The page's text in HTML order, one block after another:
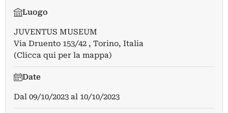
Luogo
JUVENTUS MUSEUM
Via Druento 153/42 , Torino, Italia
(Clicca qui per la mappa)
Date
Dal 09/10/2023 al 10/10/2023